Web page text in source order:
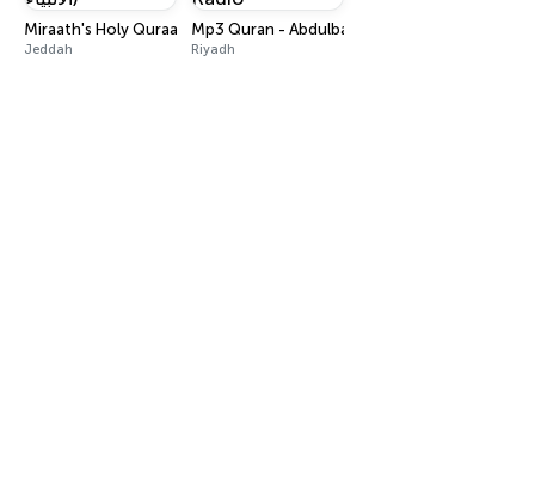
Jeddah
Mp3 Quran - Abdulbari Mohammad Radio
Riyadh